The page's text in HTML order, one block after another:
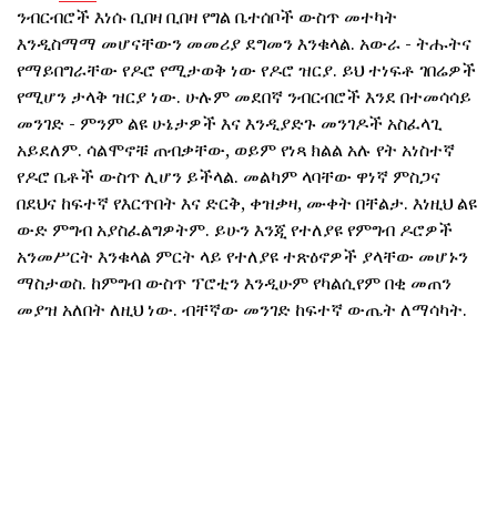
ንብርብሮች እነሱ ቢበዛ ቢበዛ የግል ቤተሰቦች ውስጥ መተካት
እንዲስማማ መሆናቸውን መመሪያ ደግመን እንቁላል. አውራ - ትሑትና
የማይበግራቸው የዶሮ የሚታወቅ ነው የዶሮ ዝርያ. ይህ ተነፍቶ ገበሬዎች
የሚሆን ታላቅ ዝርያ ነው. ሁሉም መደበኛ ንብርብሮች እንደ በተመሳሳይ
መንገድ - ምንም ልዩ ሁኔታዎች እና እንዲያድጉ መንገዶች አስፈላጊ
አይደለም. ሳልሞኖቹ ጠብቃቸው, ወይም የነጻ ክልል አሉ የት አነስተኛ
የዶሮ ቤቶች ውስጥ ሊሆን ይችላል. መልካም ላባቸው ዋነኛ ምስጋና
በደህና ከፍተኛ የእርጥበት እና ድርቅ, ቀዝቃዛ, ሙቀት በቸልታ. እነዚህ ልዩ
ውድ ምግብ አያስፈልግዎትም. ይሁን እንጂ የተለያዩ የምግብ ዶሮዎች
አንመሥርት እንቁላል ምርት ላይ የተለያዩ ተጽዕኖዎች ያላቸው መሆኑን
ማስታወስ. ከምግብ ውስጥ ፕሮቲን እንዲሁም የካልሲየም በቂ መጠን
መያዝ አለበት ለዚህ ነው. ብቸኛው መንገድ ከፍተኛ ውጤት ለማሳካት.